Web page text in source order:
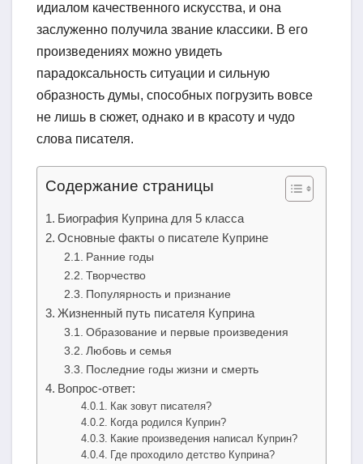
идиалом качественного искусства, и она
заслуженно получила звание классики. В его
произведениях можно увидеть
парадоксальность ситуации и сильную
образность думы, способных погрузить вовсе
не лишь в сюжет, однако и в красоту и чудо
слова писателя.
Содержание страницы
Биография Куприна для 5 класса
Основные факты о писателе Куприне
Ранние годы
Творчество
Популярность и признание
Жизненный путь писателя Куприна
Образование и первые произведения
Любовь и семья
Последние годы жизни и смерть
Вопрос-ответ:
Как зовут писателя?
Когда родился Куприн?
Какие произведения написал Куприн?
Где проходило детство Куприна?